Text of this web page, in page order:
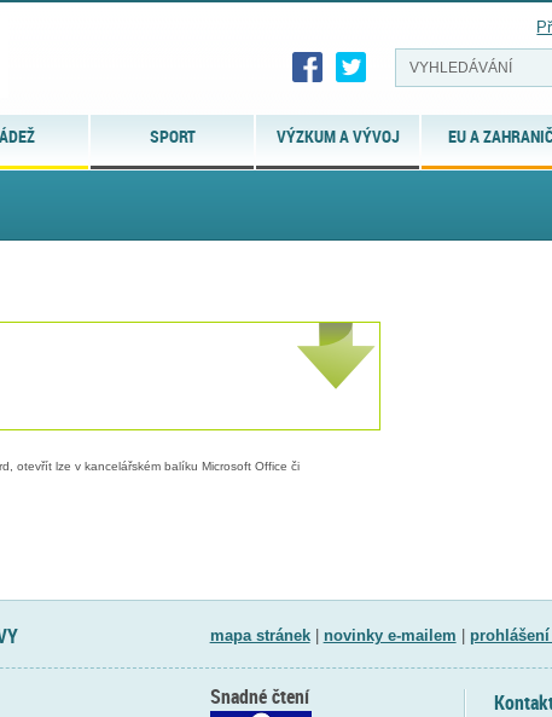
SPORT VÝZKUM A VÝVOJ EU A
otevřít lze v kancelářském balíku Microsoft Office či
mapa stránek| novinky e-mailem
Snadné čtení